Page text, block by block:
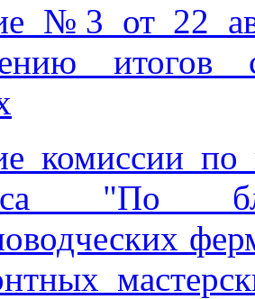
№3 от 22
итогов
комиссии по
"По